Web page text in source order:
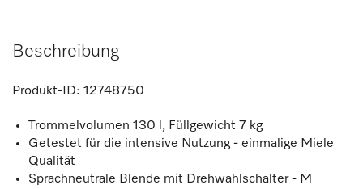
Beschreibung
Produkt-ID: 12748750
Trommelvolumen 130 l, Füllgewicht 7 kg
Getestet für die intensive Nutzung - einmalige Miele
Qualität
Sprachneutrale Blende mit Drehwahlschalter - M